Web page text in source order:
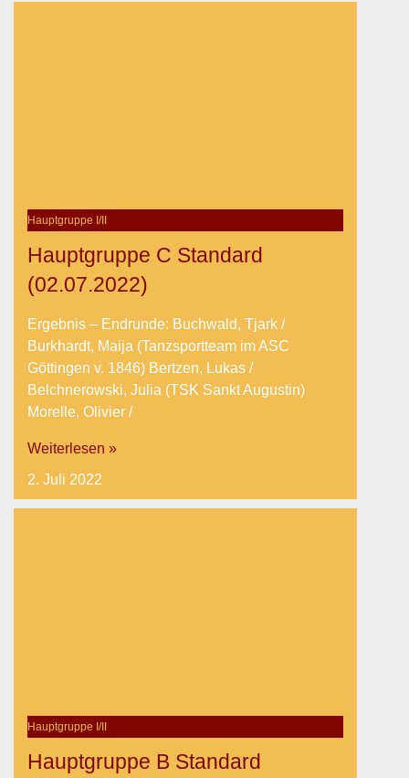
Hauptgruppe I/II
Hauptgruppe C Standard
(02.07.2022)
Ergebnis – Endrunde: Buchwald, Tjark /
Burkhardt, Maija (Tanzsportteam im ASC
Göttingen v. 1846) Bertzen, Lukas /
Belchnerowski, Julia (TSK Sankt Augustin)
Morelle, Olivier /
Weiterlesen »
2. Juli 2022
Hauptgruppe I/II
Hauptgruppe B Standard